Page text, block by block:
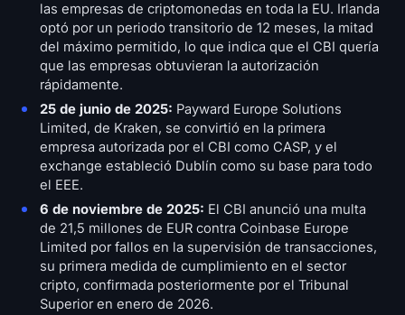
las empresas de criptomonedas en toda la EU. Irlanda
optó por un periodo transitorio de 12 meses, la mitad
del máximo permitido, lo que indica que el CBI quería
que las empresas obtuvieran la autorización
rápidamente.
25 de junio de 2025: Payward Europe Solutions
Limited, de Kraken, se convirtió en la primera
empresa autorizada por el CBI como CASP, y el
exchange estableció Dublín como su base para todo
el EEE.
6 de noviembre de 2025: El CBI anunció una multa
de 21,5 millones de EUR contra Coinbase Europe
Limited por fallos en la supervisión de transacciones,
su primera medida de cumplimiento en el sector
cripto, confirmada posteriormente por el Tribunal
Superior en enero de 2026.